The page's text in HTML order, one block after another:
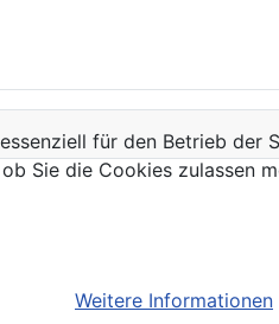
für den Betrieb
Sie die Cookies
Weitere Informationen